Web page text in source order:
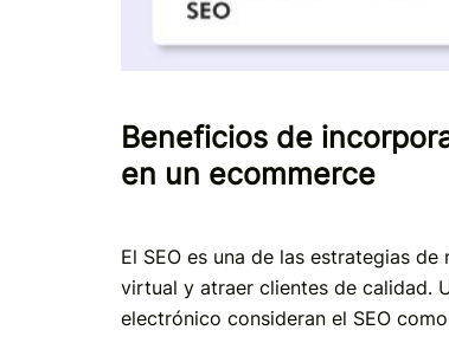
Beneficios de
en un ecommerce
El SEO es una de las estrategias
virtual y atraer clientes de calidad.
electrónico consideran el SEO